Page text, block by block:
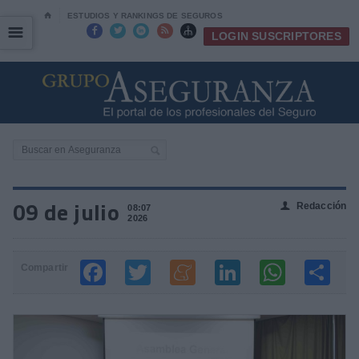
⌂ ESTUDIOS Y RANKINGS DE SEGUROS
     LOGIN SUSCRIPTORES
☰
☰
09 de julio
08:07
2026
👤 Redacción